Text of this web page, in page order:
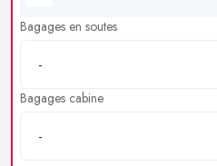
Bagages en soutes
Bagages cabine